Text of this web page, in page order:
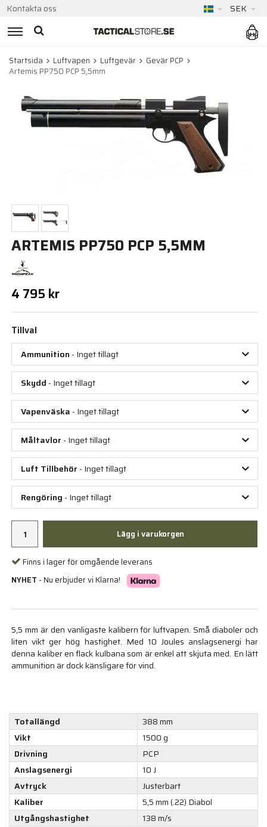
Kontakta oss SEK
Startsida Luftvapen Luftgevär
Gevär PCP
Artemis PP750 PCP 5,5mm
ARTEMIS PP750 PCP 5,5MM
4 795 kr
Tillval
Ammunition - Inget tillagt
Skydd - Inget tillagt
Vapenväska - Inget tillagt
Måltavlor - Inget tillagt
Luft Tillbehör - Inget tillagt
Rengöring - Inget tillagt
Lägg i varukorgen
Finns i lager för omgående leverans
NYHET - Nu erbjuder vi Klarna!
5,5 mm är den vanligaste kalibern för luftvapen. Små diaboler och
liten vikt ger hög hastighet. Med 10 Joules anslagsenergi har
denna kaliber en flack kulbana som är enkel att skjuta med. En lätt
ammunition är dock känsligare för vind.
Totallängd
388 mm
Vikt
1500 g
Drivning
PCP
Anslagsenergi
10 J
Avtryck
Justerbart
Kaliber
5,5 mm (.22) Diabol
Utgångshastighet
138 m/s